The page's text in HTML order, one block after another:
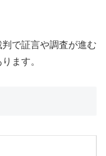
で証言や調査が進む
ます。